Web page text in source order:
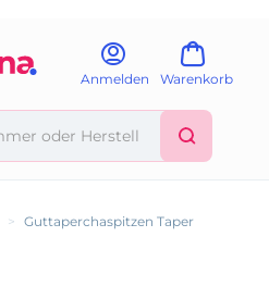
Anmelden Warenkorb
> Guttaperchaspitzen Taper